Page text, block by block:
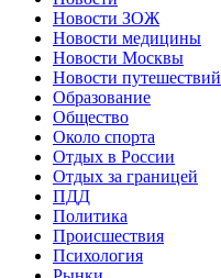
Новости ЗОЖ
Новости медицины
Новости Москвы
Новости путешествий
Образование
Общество
Около спорта
Отдых в России
Отдых за границей
ПДД
Политика
Происшествия
Психология